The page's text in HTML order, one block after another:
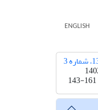
ENGLISH
143-161